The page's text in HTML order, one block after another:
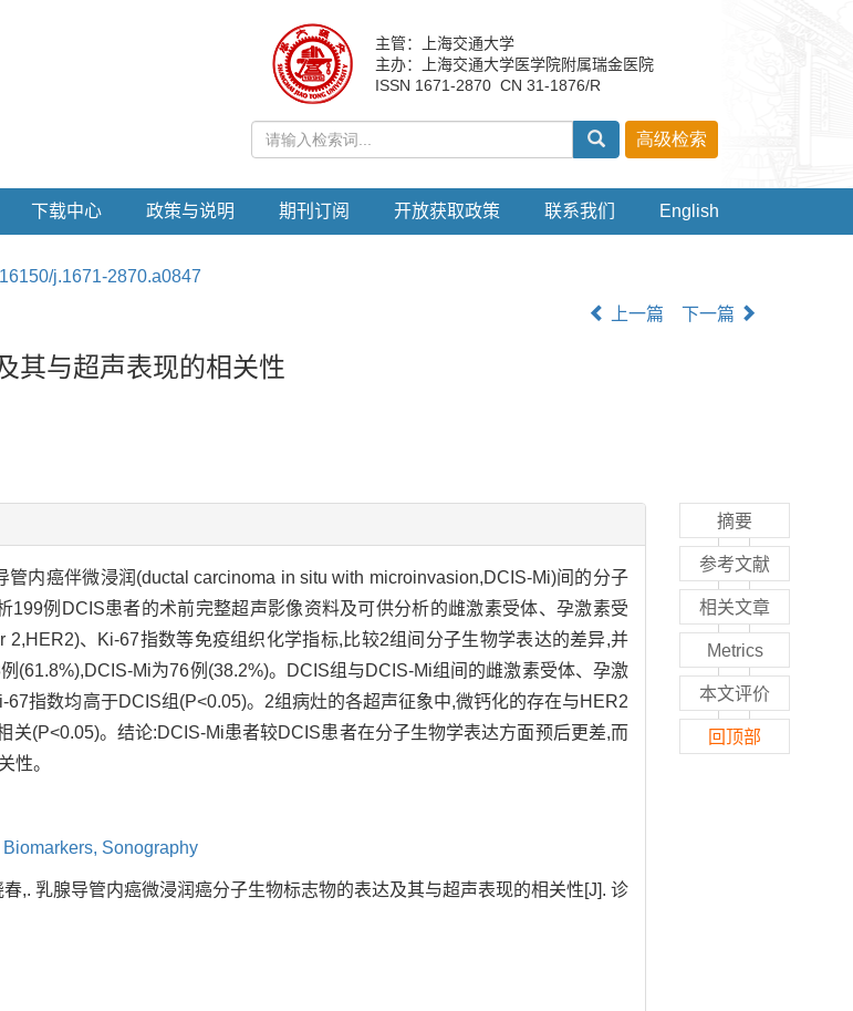
主管：上海交通大学
主办：上海交通大学医学院附属瑞金医院
ISSN 1671-2870 CN 31-1876/R
下载中心 政策与说明 期刊订阅 开放获取政策 联系我们 English
j.1671-2870.a0847
上一篇 下一篇
其与超声表现的相关性
内癌伴微浸润(ductal carcinoma in situ with microinvasion,DCIS-Mi)间的分子
例DCIS患者的术前完整超声影像资料及可供分析的雌激素受体、孕激素受
、Ki-67指数等免疫组织化学指标,比较2组间分子生物学表达的差异,并
(61.8%),DCIS-Mi为76例(38.2%)。DCIS组与DCIS-Mi组间的雌激素受体、孕激
指数均高于DCIS组(P<0.05)。2组病灶的各超声征象中,微钙化的存在与HER2
(P<0.05)。结论:DCIS-Mi患者较DCIS患者在分子生物学表达方面预后更差,而
性。
Biomarkers, Sonography
,. 乳腺导管内癌微浸润癌分子生物标志物的表达及其与超声表现的相关性[J]. 诊
摘要
参考文献
相关文章
Metrics
本文评价
回顶部